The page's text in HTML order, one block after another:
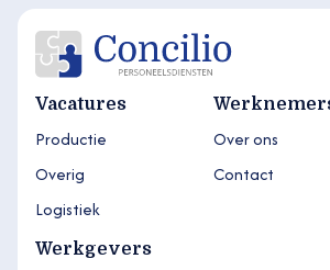
Vacatures
Productie
Overig
Logistiek
Over ons
Contact
Werkgevers